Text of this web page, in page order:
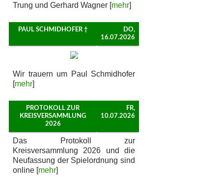
Trung und Gerhard Wagner [mehr]
PAUL SCHMIDHOFER †
DO,
16.07.2026
Wir trauern um Paul Schmidhofer
[mehr]
PROTOKOLL ZUR
KREISVERSAMMLUNG
2026
FR,
10.07.2026
Das Protokoll zur
Kreisversammlung 2026 und die
Neufassung der Spielordnung sind
online [mehr]